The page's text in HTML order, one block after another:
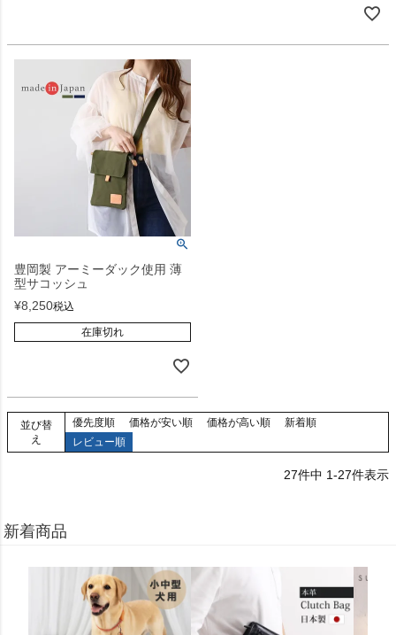
豊岡製 アーミーダック使用 薄
型サコッシュ
¥8,250税込
在庫切れ
並び替
え
優先度順 価格が安い順 価格が高い順
新着順
レビュー順
27件中 1-27件表示
新着商品